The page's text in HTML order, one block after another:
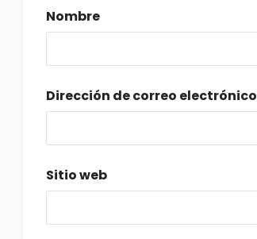
Nombre
Dirección de correo electrónico
Sitio web